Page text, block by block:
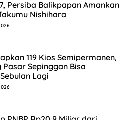
Persiba Balikpapan Amankan
Nishihara
119 Kios Semipermanen,
Pasar Sepinggan Bisa
Lagi